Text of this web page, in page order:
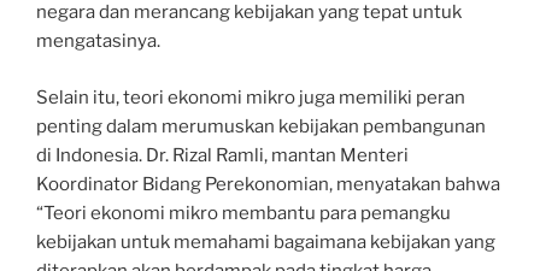
negara dan merancang kebijakan yang tepat untuk
mengatasinya.
Selain itu, teori ekonomi mikro juga memiliki peran
penting dalam merumuskan kebijakan pembangunan
di Indonesia. Dr. Rizal Ramli, mantan Menteri
Koordinator Bidang Perekonomian, menyatakan bahwa
“Teori ekonomi mikro membantu para pemangku
kebijakan untuk memahami bagaimana kebijakan yang